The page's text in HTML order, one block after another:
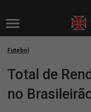
Futebol
Total de
no